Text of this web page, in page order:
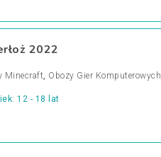
2022
Minecraft, Obozy Gier Komputerowych
12 - 18 lat